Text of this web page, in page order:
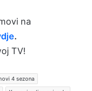
na
.
TV!
4 sezona